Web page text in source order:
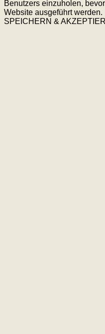
Benutzers einzuholen,
Website ausgeführt werden.
SPEICHERN &